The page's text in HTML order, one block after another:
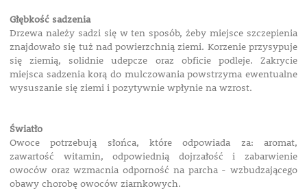
Głębkość sadzenia
Drzewa należy sadzi się w ten sposób, żeby miejsce szczepienia
znajdowało się tuż nad powierzchnią ziemi. Korzenie przysypuje
się ziemią, solidnie udepcze oraz obficie podleje. Zakrycie
miejsca sadzenia korą do mulczowania powstrzyma ewentualne
wysuszanie się ziemi i pozytywnie wpłynie na wzrost.
Światło
Owoce potrzebują słońca, które odpowiada za: aromat,
zawartość witamin, odpowiednią dojrzałość i zabarwienie
owoców oraz wzmacnia odporność na parcha - wzbudzającego
obawy chorobę owoców ziarnkowych.